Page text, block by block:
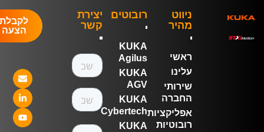
ניווט
מהיר
ראשי
עלינו
שירותי
החברה
אפליקציות
רובוטיות
רובוטים
KUKA
Agilus
KUKA
AGV
KUKA
Cybertech
KUKA
יצירת
קשר
לקבלת
הצעה